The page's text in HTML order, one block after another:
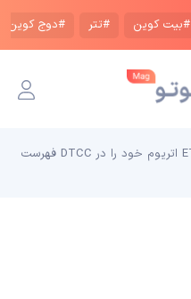
#بیت کوین #تتر #دوج کوین
فرانکلین تمپلتون ETF اتریوم خود را در DTCC فهرست